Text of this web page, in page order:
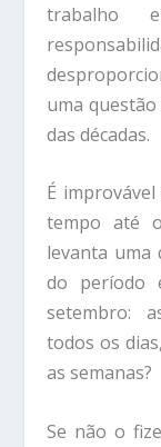
trabalho
uma
das décadas.
É
tempo até
levanta
do período
setembro:
todos os
as semanas?
Se não o